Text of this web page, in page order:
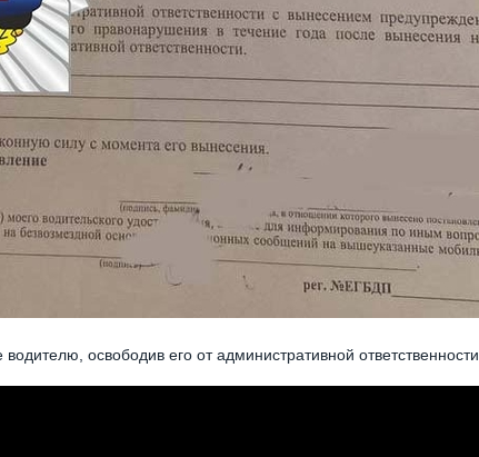
освободив его от административной ответственности.